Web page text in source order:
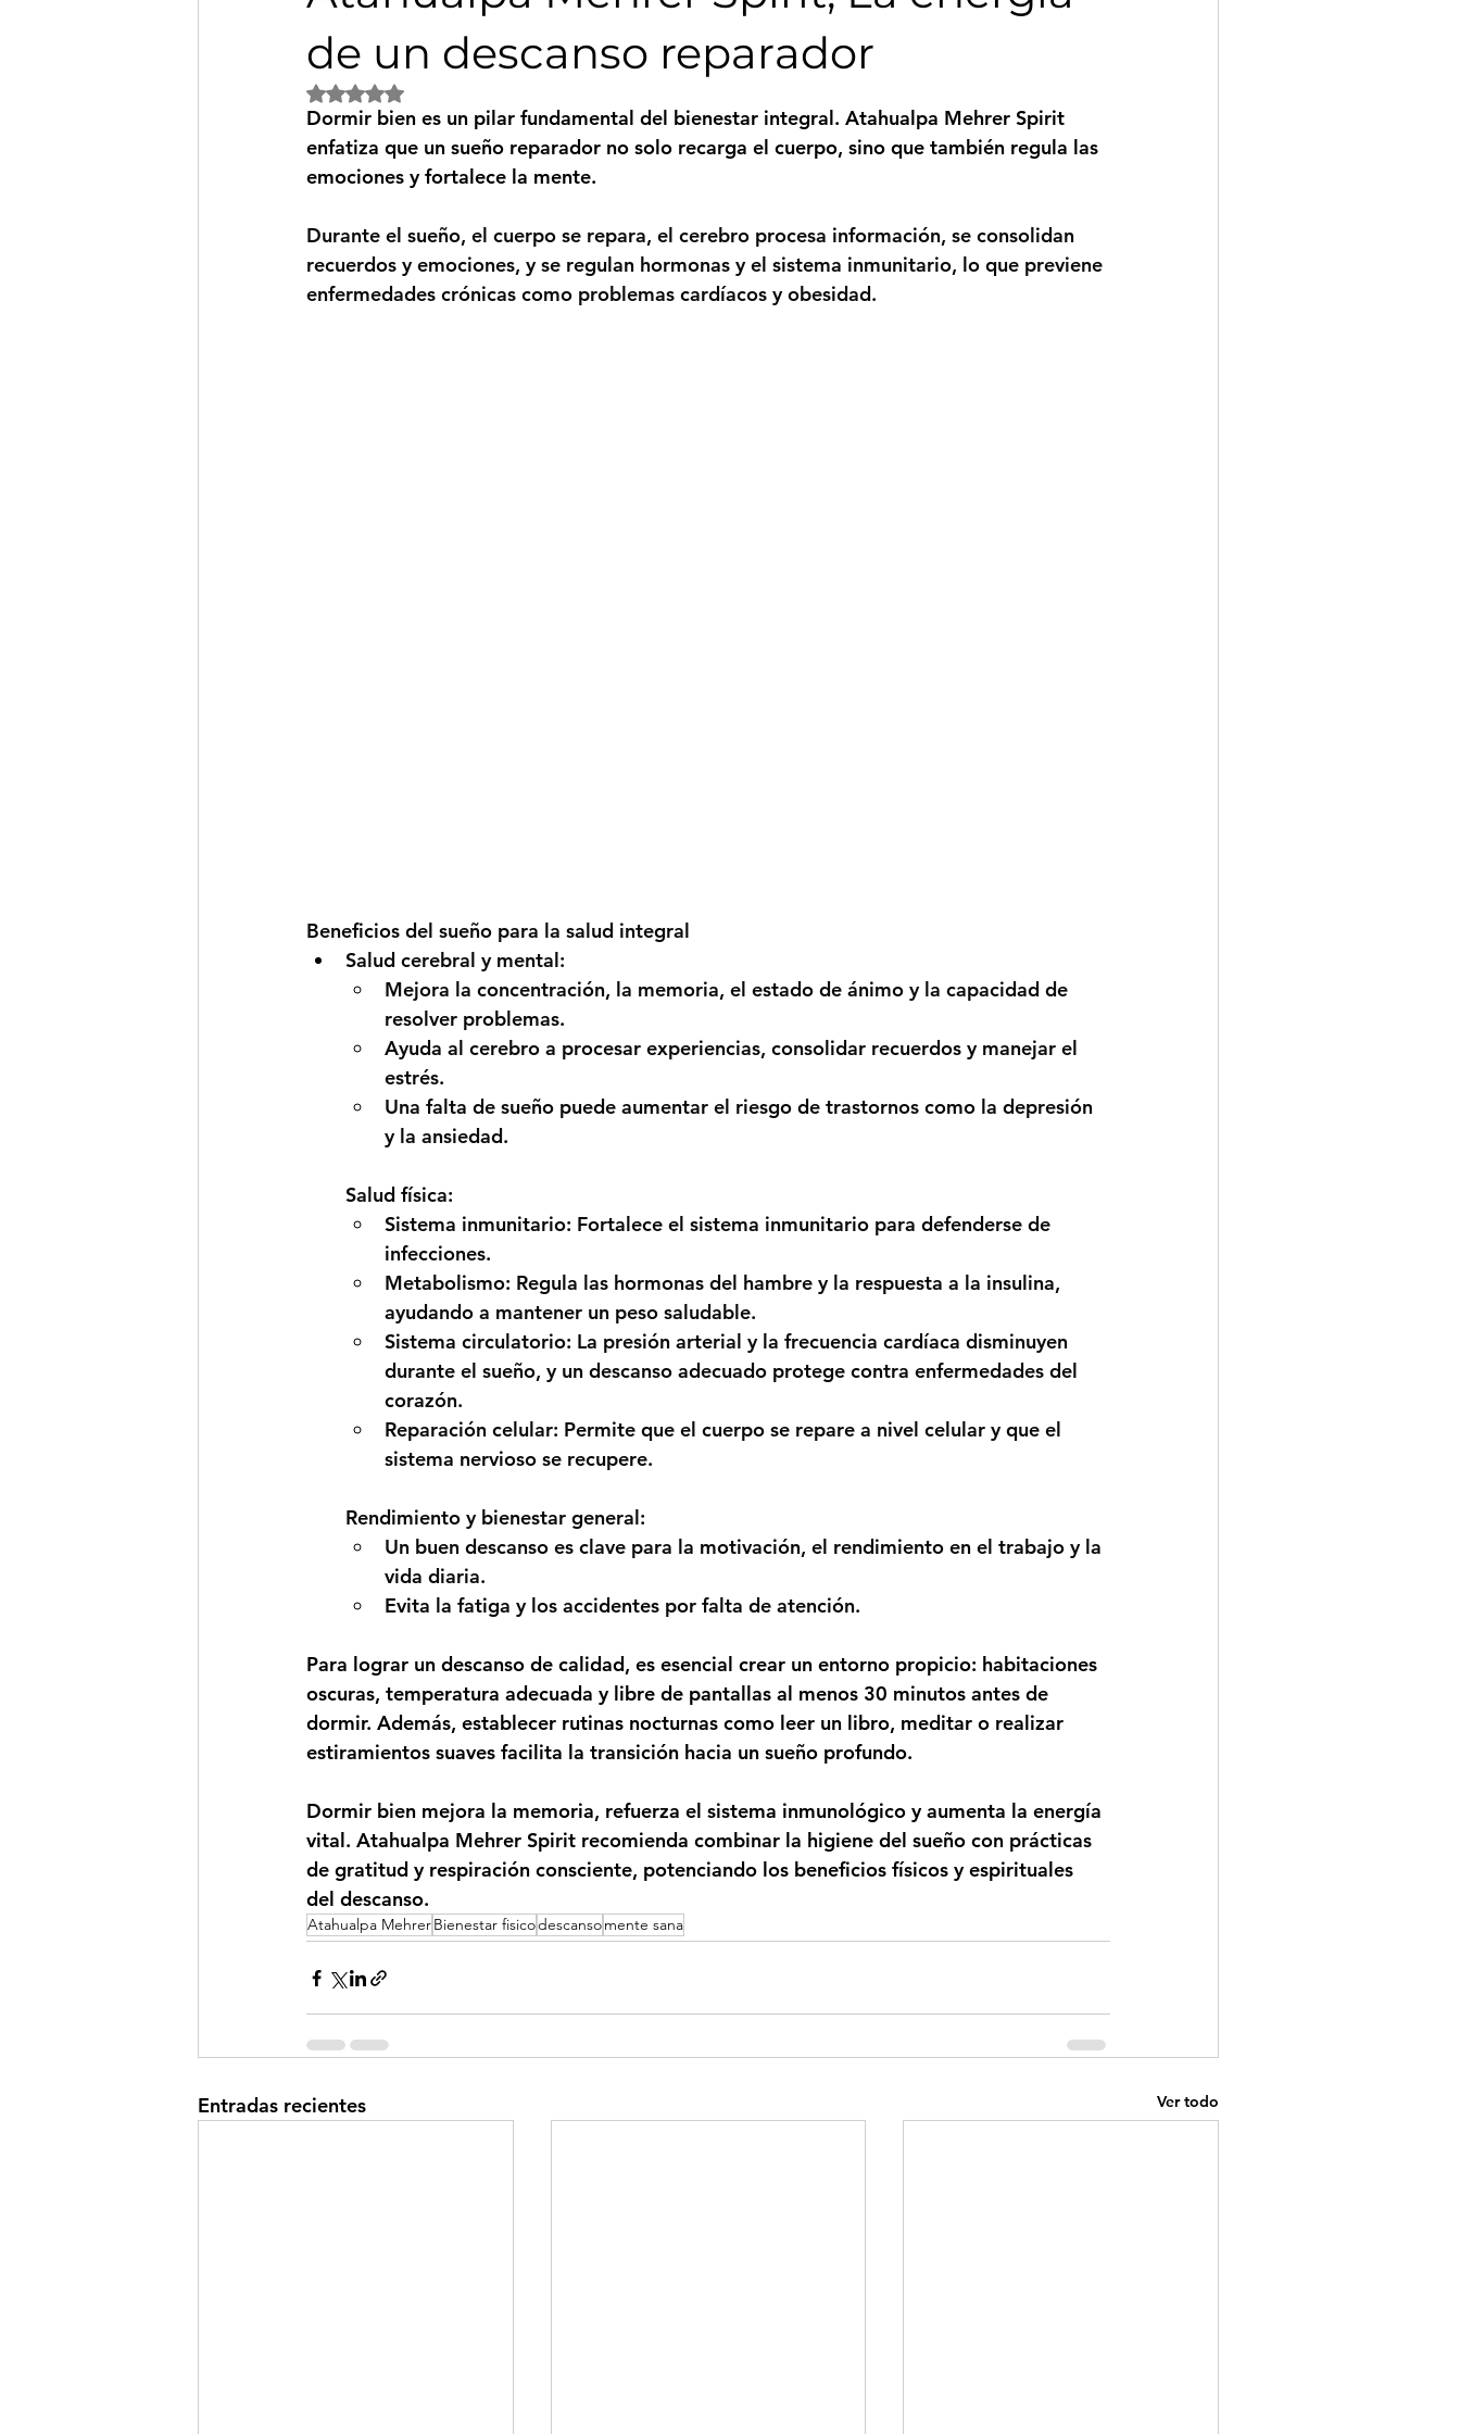
de un descanso reparador
Obtuvo NaN de 5 estrellas.
Dormir bien es un pilar fundamental del bienestar integral. Atahualpa Mehrer Spirit
enfatiza que un sueño reparador no solo recarga el cuerpo, sino que también regula las
emociones y fortalece la mente.
Durante el sueño, el cuerpo se repara, el cerebro procesa información, se consolidan
recuerdos y emociones, y se regulan hormonas y el sistema inmunitario, lo que previene
enfermedades crónicas como problemas cardíacos y obesidad.
Beneficios del sueño para la salud integral
Salud cerebral y mental:
Mejora la concentración, la memoria, el estado de ánimo y la capacidad de
resolver problemas.
Ayuda al cerebro a procesar experiencias, consolidar recuerdos y manejar el
estrés.
Una falta de sueño puede aumentar el riesgo de trastornos como la depresión
y la ansiedad.
Salud física:
Sistema inmunitario: Fortalece el sistema inmunitario para defenderse de
infecciones.
Metabolismo: Regula las hormonas del hambre y la respuesta a la insulina,
ayudando a mantener un peso saludable.
Sistema circulatorio: La presión arterial y la frecuencia cardíaca disminuyen
durante el sueño, y un descanso adecuado protege contra enfermedades del
corazón.
Reparación celular: Permite que el cuerpo se repare a nivel celular y que el
sistema nervioso se recupere.
Rendimiento y bienestar general:
Un buen descanso es clave para la motivación, el rendimiento en el trabajo y la
vida diaria.
Evita la fatiga y los accidentes por falta de atención.
Para lograr un descanso de calidad, es esencial crear un entorno propicio: habitaciones
oscuras, temperatura adecuada y libre de pantallas al menos 30 minutos antes de
dormir. Además, establecer rutinas nocturnas como leer un libro, meditar o realizar
estiramientos suaves facilita la transición hacia un sueño profundo.
Dormir bien mejora la memoria, refuerza el sistema inmunológico y aumenta la energía
vital. Atahualpa Mehrer Spirit recomienda combinar la higiene del sueño con prácticas
de gratitud y respiración consciente, potenciando los beneficios físicos y espirituales
del descanso.
Atahualpa MehrerBienestar fisicodescansomente sana
Entradas recientes Ver todo